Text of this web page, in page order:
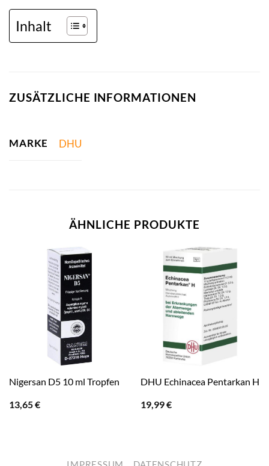
Inhalt
ZUSÄTZLICHE INFORMATIONEN
MARKE DHU
ÄHNLICHE PRODUKTE
Nigersan D5 10 ml Tropfen
13,65€
DHU Echinacea Pentarkan H
19,99€